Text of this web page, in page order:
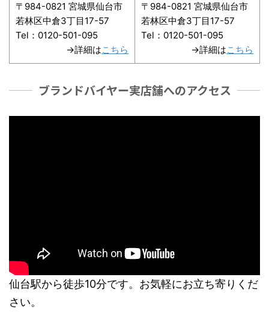
〒984-0821 宮城県仙台市
若林区中倉3丁目17-57
Tel：0120-501-095
→詳細はこちら
〒984-0821 宮城県仙台市
若林区中倉3丁目17-57
Tel：0120-501-095
→詳細はこちら
ブランドバイヤー実店舗へのアクセス
仙台駅から徒歩10分です。お気軽にお立ち寄りくだ
さい。